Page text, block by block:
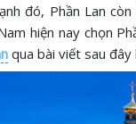
đó, Phần Lan
hiện nay chọn
qua bài viết sau đây